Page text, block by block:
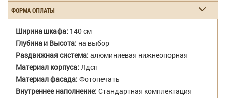
ФОРМА ОПЛАТЫ
Ширина шкафа: 140 см
Глубина и Высота: на выбор
Раздвижная система: алюминиевая нижнеопорная
Материал корпуса: Лдсп
Материал фасада: Фотопечать
Внутреннее наполнение: Стандартная комплектация